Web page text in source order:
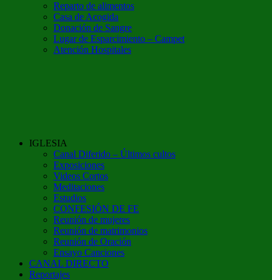
Reparto de alimentos
Casa de Acogida
Donación de Sangre
Lugar de Esparcimiento – Campet
Atención Hospitales
IGLESIA
Canal Diferido – Últimos cultos
Exposiciones
Videos Cortos
Meditaciones
Estudios
CONFESIÓN DE FE
Reunión de mujeres
Reunión de matrimonios
Reunión de Oración
Ensayo Canciones
CANAL DIRECTO
Reportajes